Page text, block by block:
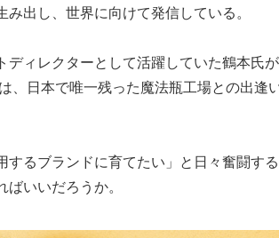
出し、世界に向けて発信している。
ィレクターとして活躍していた鶴本氏
、日本で唯一残った魔法瓶工場との出逢
するブランドに育てたい」と日々奮闘す
いいだろうか。